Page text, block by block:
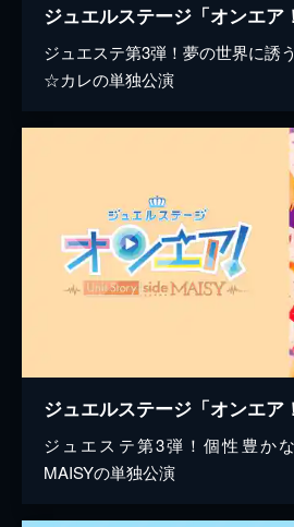
ジュエステ第3弾！夢の世界に誘
☆カレの単独公演
ジュエステ第3弾！個性豊か
MAISYの単独公演